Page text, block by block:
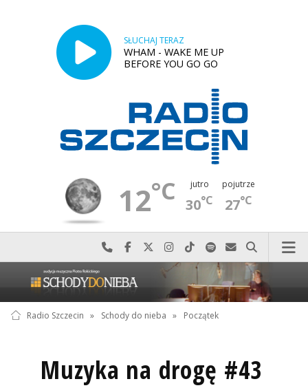
SŁUCHAJ TERAZ
WHAM - WAKE ME UP
BEFORE YOU GO GO
12°C jutro
30°C
pojutrze
27°C
Najlepiej po prostu do nas zadzwoń
Odwiedź nas na Facebook-u
Odwiedź nas na X
Odwiedź nas na Instagram-ie
Odwiedź nas na TikTok-u
Szukaj nas na Spotify
Wyślij do nas
Szukaj
Radio Szczecin » Schody do nieba » Początek
Muzyka na drogę #43